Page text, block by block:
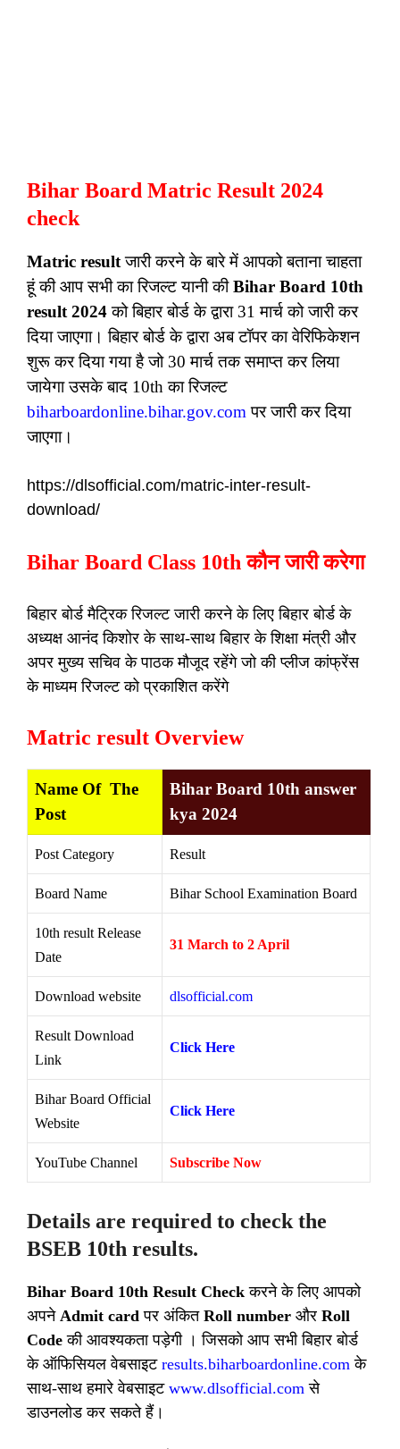
Bihar Board Matric Result 2024
check
Matric resultजारी करने के बारे में आपको बताना चाहता
हूं की आप सभी का रिजल्ट यानी कीBihar Board 10th
result 2024को बिहार बोर्ड के द्वारा 31 मार्च को जारी कर
दिया जाएगा। बिहार बोर्ड के द्वारा अब टॉपर का वेरिफिकेशन
शुरू कर दिया गया है जो 30 मार्च तक समाप्त कर लिया
जायेगा उसके बाद 10th का रिजल्ट
biharboardonline.bihar.gov.com पर जारी कर दिया
जाएगा।
https://dlsofficial.com/matric-inter-result-
download/
Bihar Board Class 10th कौन जारी करेगा
बिहार बोर्ड मैट्रिक रिजल्ट जारी करने के लिए बिहार बोर्ड के
अध्यक्ष आनंद किशोर के साथ-साथ बिहार के शिक्षा मंत्री और
अपर मुख्य सचिव के पाठक मौजूद रहेंगे जो की प्लीज कांफ्रेंस
के माध्यम रिजल्ट को प्रकाशित करेंगे
Matric result Overview
Name Of The
Post
Bihar Board 10th answer
kya 2024
Post Category Result
Board Name Bihar School Examination Board
10th result Release
Date
31 March to 2 April
Download website dlsofficial.com
Result Download
Link
Click Here
Bihar Board Official
Website
Click Here
YouTube Channel Subscribe Now
Details are required to check the
BSEB 10th results.
Bihar Board 10th Result Check करने के लिए आपको
अपने Admit card पर अंकित Roll number और Roll
Code की आवश्यकता पड़ेगी । जिसको आप सभी बिहार बोर्ड
के ऑफिसियल वेबसाइट results.biharboardonline.com के
साथ-साथ हमारे वेबसाइट www.dlsofficial.com से
डाउनलोड कर सकते हैं।